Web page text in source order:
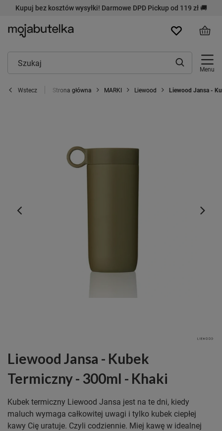
Kupuj bez kosztów wysyłki! Darmowe DPD Pickup od 119 zł 🚚
Menu
Wstecz Strona główna MARKI Liewood Liewood Jansa -
Liewood Jansa - Kubek
Termiczny - 300ml - Khaki
Kubek termiczny Liewood Jansa jest na te dni, kiedy
maluch wymaga całkowitej uwagi i tylko kubek ciepłej
kawy Cię uratuje. Czyli codziennie. Miej kawę w idealnej